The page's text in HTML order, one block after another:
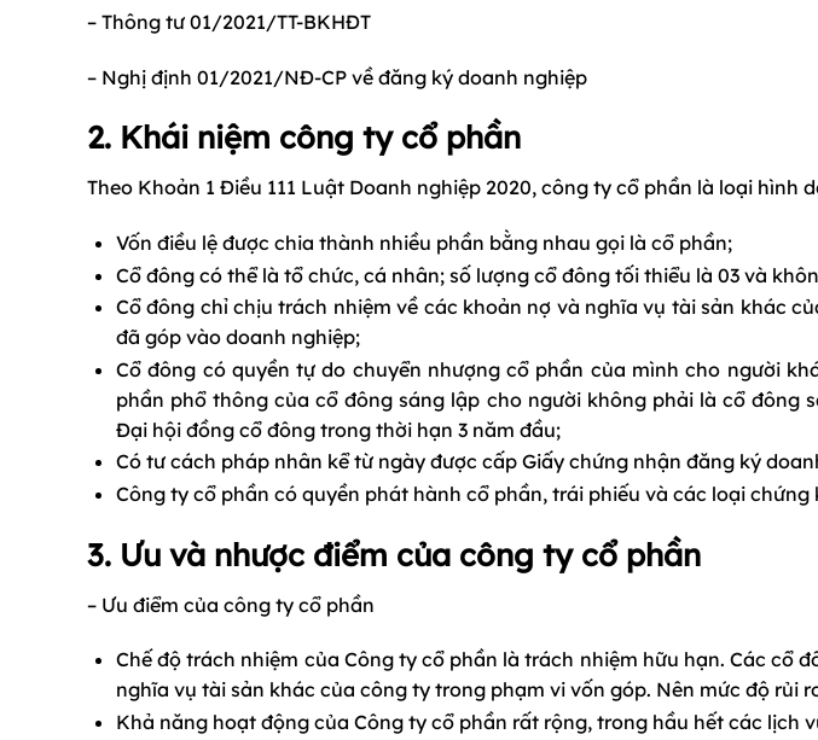
– Thông tư 01/2021/TT-BKHĐT
– Nghị định 01/2021/NĐ-CP về đăng ký doanh nghiệp
2. Khái niệm công ty cổ phần
Theo Khoản 1 Điều 111 Luật Doanh nghiệp 2020, công ty cổ phần là loại hình
Vốn điều lệ được chia thành nhiều phần bằng nhau gọi là cổ phần;
Cổ đông có thể là tổ chức, cá nhân; số lượng cổ đông tối thiểu là 03 và
Cổ đông chỉ chịu trách nhiệm về các khoản nợ và nghĩa vụ tài sản khác
đã góp vào doanh nghiệp;
Cổ đông có quyền tự do chuyển nhượng cổ phần của mình cho người
phần phổ thông của cổ đông sáng lập cho người không phải là cổ đông
Đại hội đồng cổ đông trong thời hạn 3 năm đầu;
Có tư cách pháp nhân kể từ ngày được cấp Giấy chứng nhận đăng ký
Công ty cổ phần có quyền phát hành cổ phần, trái phiếu và các loại chứng
3. Ưu và nhược điểm của công ty cổ phần
– Ưu điểm của công ty cổ phần
Chế độ trách nhiệm của Công ty cổ phần là trách nhiệm hữu hạn. Các cổ
nghĩa vụ tài sản khác của công ty trong phạm vi vốn góp. Nên mức độ rủi
Khả năng hoạt động của Công ty cổ phần rất rộng, trong hầu hết các lịch